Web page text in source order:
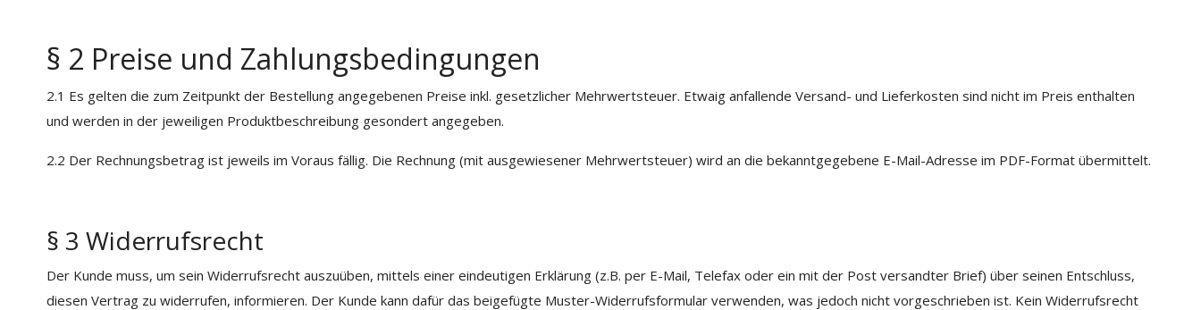
§ 2 Preise und Zahlungsbedingungen
2.1 Es gelten die zum Zeitpunkt der Bestellung angegebenen Preise inkl. gesetzlicher Mehrwertsteuer. Etwaig anfallende Versand- und Lieferkosten sind nicht im Preis enthalten
und werden in der jeweiligen Produktbeschreibung gesondert angegeben.
2.2 Der Rechnungsbetrag ist jeweils im Voraus fällig. Die Rechnung (mit ausgewiesener Mehrwertsteuer) wird an die bekanntgegebene E-Mail-Adresse im PDF-Format übermittelt.
§ 3 Widerrufsrecht
Der Kunde muss, um sein Widerrufsrecht auszuüben, mittels einer eindeutigen Erklärung (z.B. per E-Mail, Telefax oder ein mit der Post versandter Brief) über seinen Entschluss,
diesen Vertrag zu widerrufen, informieren. Der Kunde kann dafür das beigefügte Muster-Widerrufsformular verwenden, was jedoch nicht vorgeschrieben ist. Kein Widerrufsrecht